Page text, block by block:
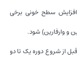
سطح خونی برخی
و وارفارین) شود.
و سردردهای دوران قاعدگی ۵ تا ۷ روز قبل از شروع دوره یک تا دو